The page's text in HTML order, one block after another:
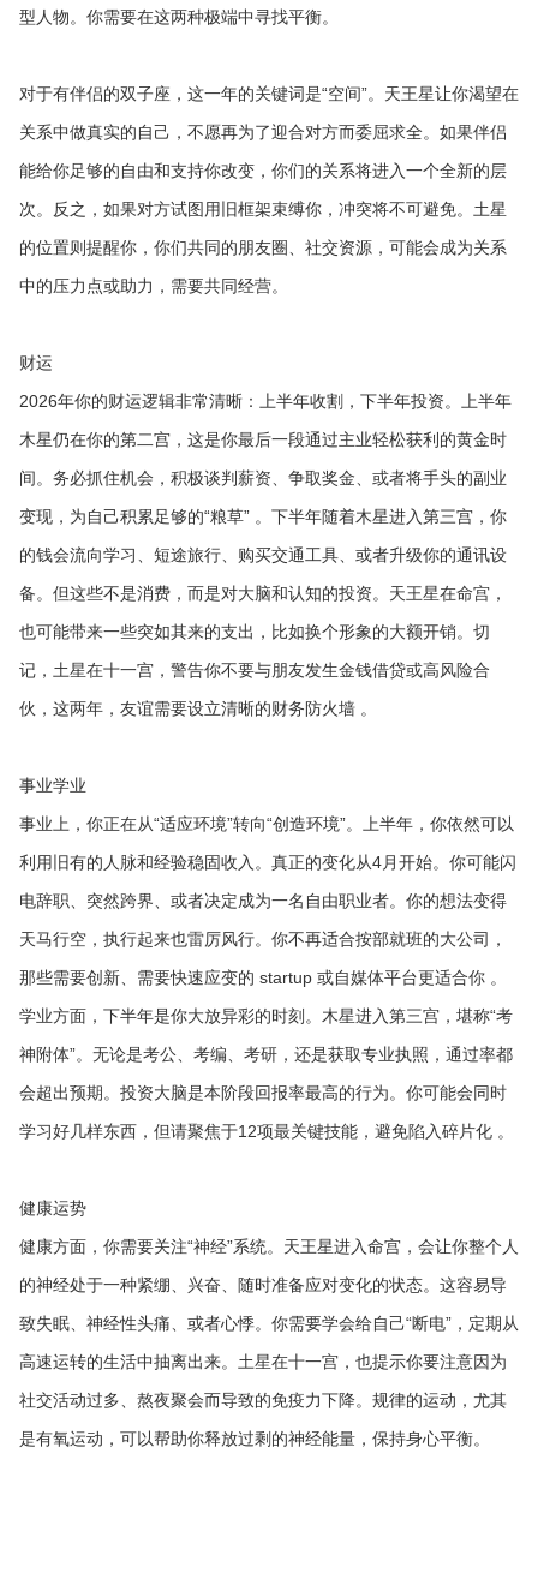
型人物。你需要在这两种极端中寻找平衡。
对于有伴侣的双子座，这一年的关键词是“空间”。天王星让你渴望在
关系中做真实的自己，不愿再为了迎合对方而委屈求全。如果伴侣
能给你足够的自由和支持你改变，你们的关系将进入一个全新的层
次。反之，如果对方试图用旧框架束缚你，冲突将不可避免。土星
的位置则提醒你，你们共同的朋友圈、社交资源，可能会成为关系
中的压力点或助力，需要共同经营。
财运
2026年你的财运逻辑非常清晰：上半年收割，下半年投资。上半年
木星仍在你的第二宫，这是你最后一段通过主业轻松获利的黄金时
间。务必抓住机会，积极谈判薪资、争取奖金、或者将手头的副业
变现，为自己积累足够的“粮草” 。下半年随着木星进入第三宫，你
的钱会流向学习、短途旅行、购买交通工具、或者升级你的通讯设
备。但这些不是消费，而是对大脑和认知的投资。天王星在命宫，
也可能带来一些突如其来的支出，比如换个形象的大额开销。切
记，土星在十一宫，警告你不要与朋友发生金钱借贷或高风险合
伙，这两年，友谊需要设立清晰的财务防火墙 。
事业学业
事业上，你正在从“适应环境”转向“创造环境”。上半年，你依然可以
利用旧有的人脉和经验稳固收入。真正的变化从4月开始。你可能闪
电辞职、突然跨界、或者决定成为一名自由职业者。你的想法变得
天马行空，执行起来也雷厉风行。你不再适合按部就班的大公司，
那些需要创新、需要快速应变的 startup 或自媒体平台更适合你 。
学业方面，下半年是你大放异彩的时刻。木星进入第三宫，堪称“考
神附体”。无论是考公、考编、考研，还是获取专业执照，通过率都
会超出预期。投资大脑是本阶段回报率最高的行为。你可能会同时
学习好几样东西，但请聚焦于12项最关键技能，避免陷入碎片化 。
健康运势
健康方面，你需要关注“神经”系统。天王星进入命宫，会让你整个人
的神经处于一种紧绷、兴奋、随时准备应对变化的状态。这容易导
致失眠、神经性头痛、或者心悸。你需要学会给自己“断电”，定期从
高速运转的生活中抽离出来。土星在十一宫，也提示你要注意因为
社交活动过多、熬夜聚会而导致的免疫力下降。规律的运动，尤其
是有氧运动，可以帮助你释放过剩的神经能量，保持身心平衡。